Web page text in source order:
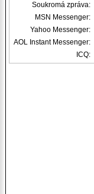
Soukromá zpráva:
MSN Messenger:
Yahoo Messenger:
AOL Instant Messenger:
ICQ: